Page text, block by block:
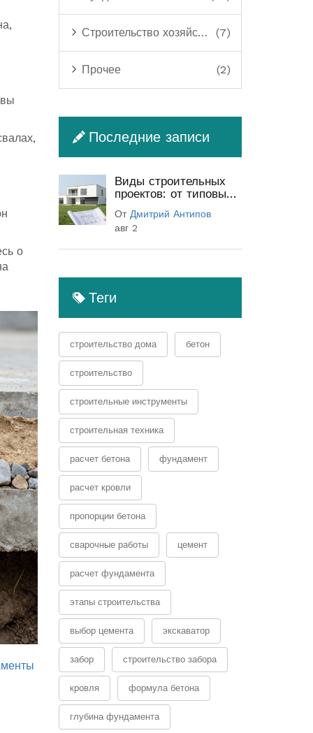
о
Строительство хозяйственных построек (7)
Прочее (2)
Последние записи
Виды строительных
проектов: от типовых
(полный гид)
От Дмитрий Антипов
авг 2
Теги
строительство дома бетон
строительство
строительные инструменты
строительная техника
расчет бетона фундамент
расчет кровли
пропорции бетона
сварочные работы цемент
расчет фундамента
этапы строительства
выбор цемента экскаватор
забор строительство забора
кровля формула бетона
глубина фундамента